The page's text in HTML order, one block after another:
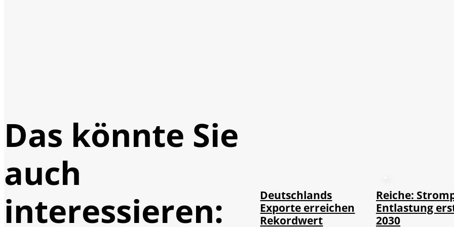
Das könnte Sie
auch
interessieren:
Deutschlands
Exporte erreichen
Rekordwert
Reiche:
Entlastung
2030